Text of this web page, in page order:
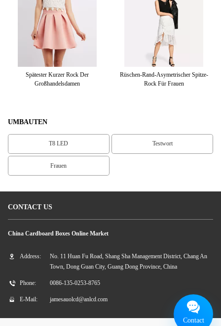
Spätester Kurzer Rock Der
Großhandelsdamen
Rüschen-Rand-Asymetrischer Spitze-
Rock Für Frauen
UMBAUTEN
T8 LED Testwort
Frauen
CONTACT US
China Cardboard Boxes Online Market
Address:
No. 11 Huan Fu Road, Shang Sha Management District, Chang An
Town, Dong Guan City, Guang Dong Province, China
Phone: 0086-135-0253-8765
E-Mail: jamesauolcd@anlcd.com
Contact